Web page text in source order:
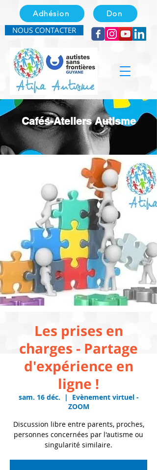
Adhésion Don
NOUS CONTACTER
Cafés-Ateliers Autisme
Les prises en
charges - Partage
d'expérience en
ligne !
sam. 16 déc.
  |
Evènement virtuel -
ZOOM
Discussion libre entre parents, proches,
personnes concernées par l'autisme ou
singularité similaire.